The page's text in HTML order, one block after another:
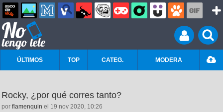
ÚLTIMOS TOP CATEG. MODERA
Rocky, ¿por qué corres tanto?
por flamenquin el 19 nov 2020, 10:26